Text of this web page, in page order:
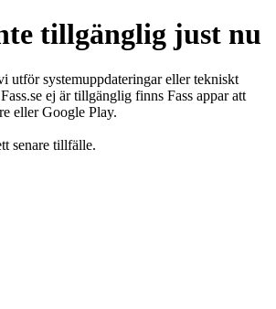
tillgänglig just nu
utför systemuppdateringar eller tekniskt
ej är tillgänglig finns Fass appar att
eller Google Play.
senare tillfälle.